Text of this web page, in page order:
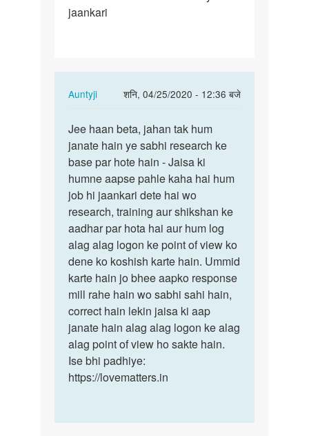
aap
jaankari
Auntyji
शनि, 04/25/2020 - 12:36 बजे
In
to
Aunti
ji
aap
Jo
jaankari…
by
Mandeep
Jee
haan
beta,
jahan
tak
hum…
Jee haan beta, jahan tak hum
janate hain ye sabhi research ke
base par hote hain - Jaisa ki
humne aapse pahle kaha hai hum
job hi jaankari dete hai wo
research, training aur shikshan ke
aadhar par hota hai aur hum log
alag alag logon ke point of view ko
dene ko koshish karte hain. Ummid
karte hain jo bhee aapko response
mill rahe hain wo sabhi sahi hain,
correct hain lekin jaisa ki aap
janate hain alag alag logon ke alag
alag point of view ho sakte hain.
Ise bhi padhiye:
https://lovematters.in